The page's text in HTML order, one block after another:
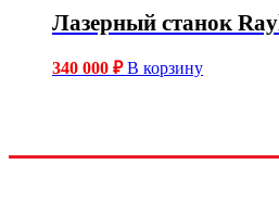
Лазерный станок
340 000 ₽ В корзину